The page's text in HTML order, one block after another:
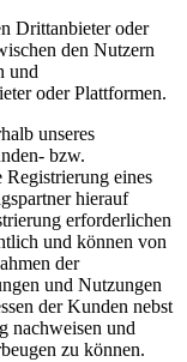
Drittanbieter oder
den Nutzern
und
oder Plattformen.
unseres
bzw.
eines
hierauf
erforderlichen
und können von
der
und Nutzungen
der Kunden nebst
nachweisen und
zu können.